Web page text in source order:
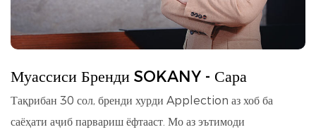
Муассиси Бренди SOKANY - Сара
Тақрибан 30 сол, бренди хурди Applection аз хоб ба
саёҳати аҷиб парвариш ёфтааст. Мо аз эътимоди